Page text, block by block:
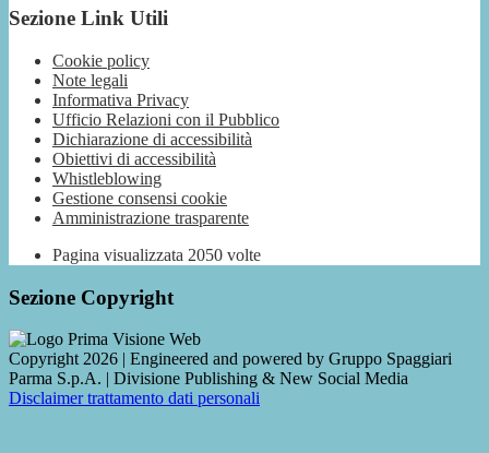
Sezione Link Utili
Cookie policy
Note legali
Informativa Privacy
Ufficio Relazioni con il Pubblico
Dichiarazione di accessibilità
Obiettivi di accessibilità
Whistleblowing
Gestione consensi cookie
Amministrazione trasparente
Pagina visualizzata 2050 volte
Sezione Copyright
Copyright 2026 | Engineered and powered by Gruppo Spaggiari
Parma S.p.A. | Divisione Publishing & New Social Media
Disclaimer trattamento dati personali